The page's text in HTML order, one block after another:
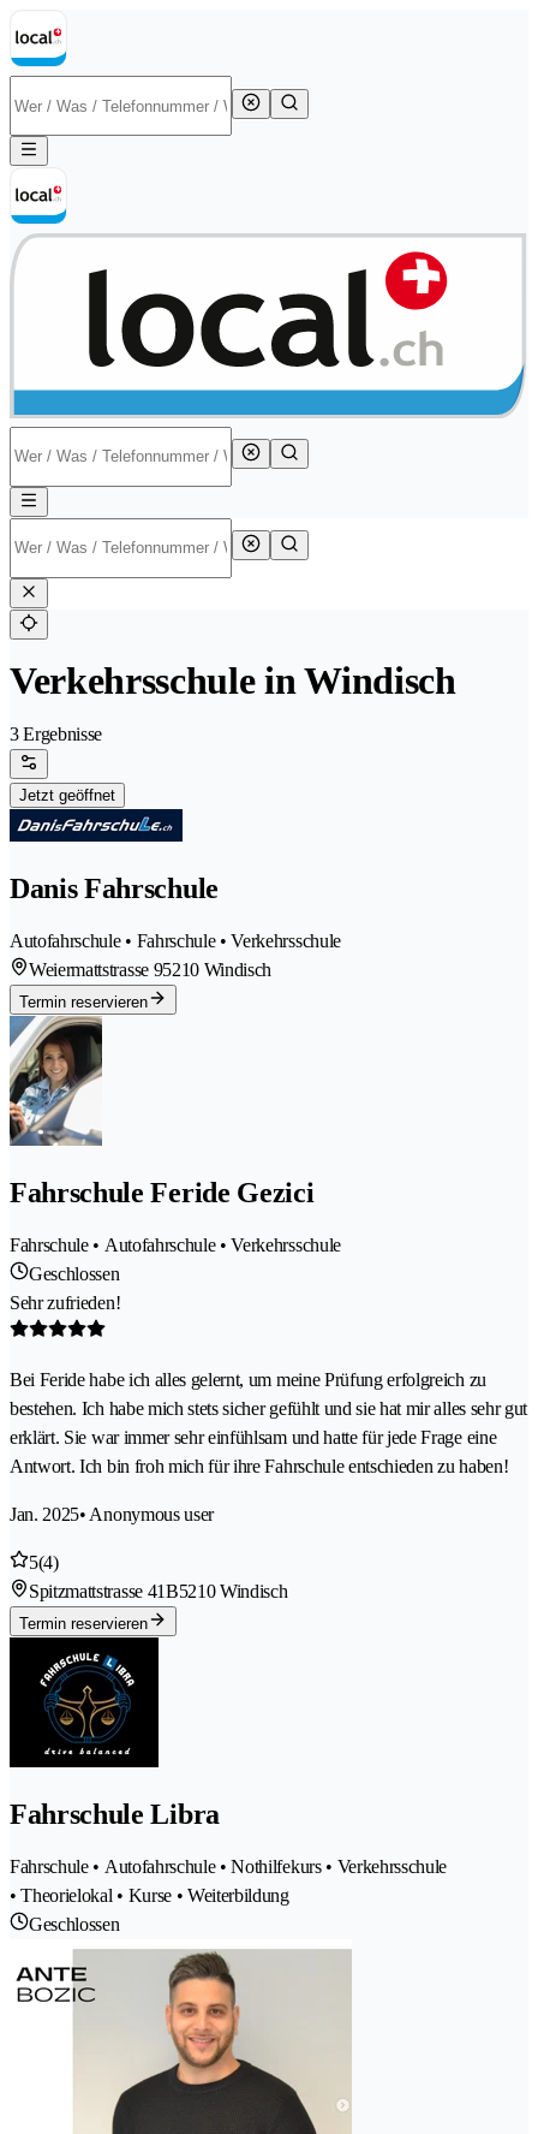
Verkehrsschule in Windisch
3 Ergebnisse
Jetzt geöffnet
Danis Fahrschule
Autofahrschule • Fahrschule • Verkehrsschule
Weiermattstrasse 95210 Windisch
Termin reservieren
Fahrschule Feride Gezici
Fahrschule • Autofahrschule • Verkehrsschule
Geschlossen
Sehr zufrieden!
Bei Feride habe ich alles gelernt, um meine Prüfung erfolgreich zu
bestehen. Ich habe mich stets sicher gefühlt und sie hat mir alles sehr gut
erklärt. Sie war immer sehr einfühlsam und hatte für jede Frage eine
Antwort. Ich bin froh mich für ihre Fahrschule entschieden zu haben!
Jan. 2025• Anonymous user
5(4)
Spitzmattstrasse 41B5210 Windisch
Termin reservieren
Fahrschule Libra
Fahrschule • Autofahrschule • Nothilfekurs • Verkehrsschule
• Theorielokal • Kurse • Weiterbildung
Geschlossen